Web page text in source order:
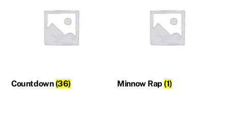
Countdown (36) Minnow Rap (1)